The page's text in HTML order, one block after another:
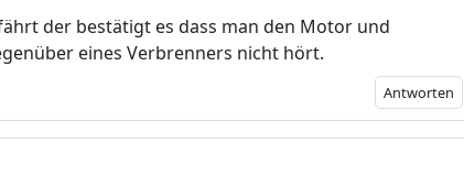
der bestätigt es dass man den Motor und
eines Verbrenners nicht hört.
Antworten